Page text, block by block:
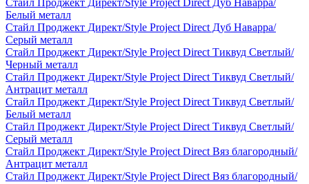
Стайл Проджект Директ/Style Project Direct Дуб Наварра/
Белый металл
Стайл Проджект Директ/Style Project Direct Дуб Наварра/
Серый металл
Стайл Проджект Директ/Style Project Direct Тиквуд Светлый/
Черный металл
Стайл Проджект Директ/Style Project Direct Тиквуд Светлый/
Антрацит металл
Стайл Проджект Директ/Style Project Direct Тиквуд Светлый/
Белый металл
Стайл Проджект Директ/Style Project Direct Тиквуд Светлый/
Серый металл
Стайл Проджект Директ/Style Project Direct Вяз благородный/
Антрацит металл
Стайл Проджект Директ/Style Project Direct Вяз благородный/